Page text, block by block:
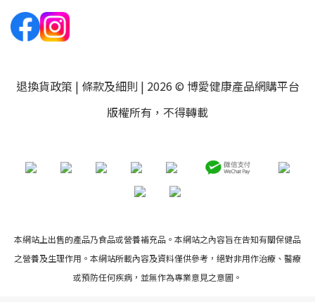
退換貨政策 | 條款及細則 | 2026 © 博愛健康產品網購平台
版權所有，不得轉載
本網站上出售的產品乃食品或營養補充品。本網站之內容旨在告知有關保健品
之營養及生理作用。本網站所載內容及資料僅供參考，絕對非用作治療、醫療
或預防任何疾病，並無作為專業意見之意圖。